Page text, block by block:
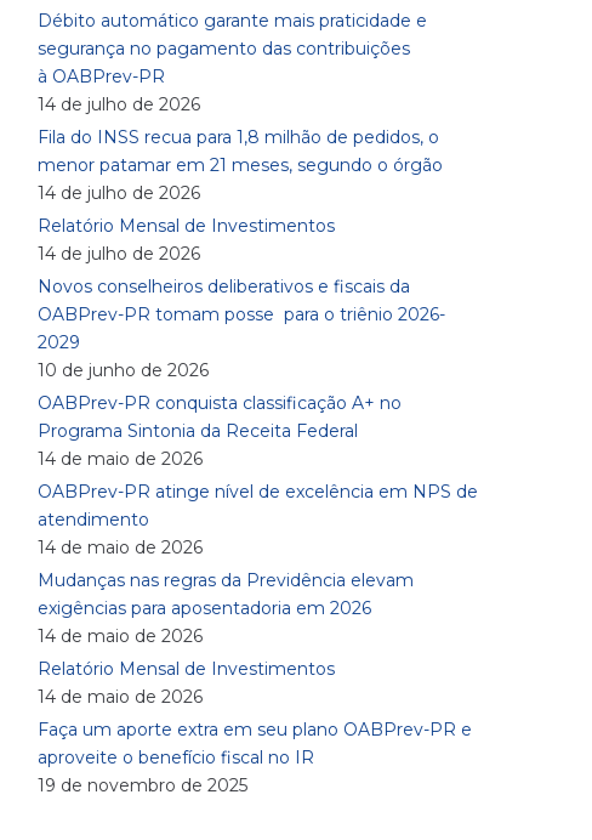
Débito automático garante mais praticidade e
segurança no pagamento das contribuições
à OABPrev-PR
14 de julho de 2026
Fila do INSS recua para 1,8 milhão de pedidos, o
menor patamar em 21 meses, segundo o órgão
14 de julho de 2026
Relatório Mensal de Investimentos
14 de julho de 2026
Novos conselheiros deliberativos e fiscais da
OABPrev-PR tomam posse para o triênio 2026-
2029
10 de junho de 2026
OABPrev-PR conquista classificação A+ no
Programa Sintonia da Receita Federal
14 de maio de 2026
OABPrev-PR atinge nível de excelência em NPS de
atendimento
14 de maio de 2026
Mudanças nas regras da Previdência elevam
exigências para aposentadoria em 2026
14 de maio de 2026
Relatório Mensal de Investimentos
14 de maio de 2026
Faça um aporte extra em seu plano OABPrev-PR e
aproveite o benefício fiscal no IR
19 de novembro de 2025